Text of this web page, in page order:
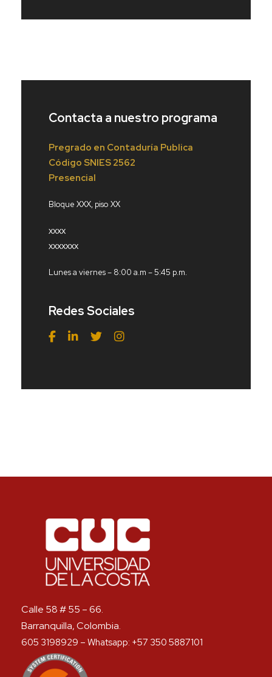
Contacta a nuestro programa
Pregrado en Contaduría Publica
Código SNIES 2562
Presencial
Bloque XXX, piso XX
xxxx
xxxxxxx
Lunes a viernes – 8:00 a.m – 5:45 p.m.
Redes Sociales
Calle 58 # 55 – 66.
Barranquilla, Colombia.
605 3198929 – Whatsapp: +57 350 5887101